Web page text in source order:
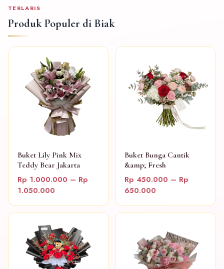
TERLARIS
Produk Populer di Biak
Buket Lily Pink Mix
Teddy Bear Jakarta
Rp 1.000.000 – Rp
1.050.000
Buket Bunga Cantik
&amp; Fresh
Rp 450.000 – Rp
650.000